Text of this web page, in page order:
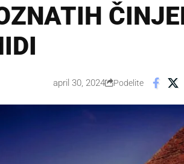
april 30, 2024 Podelite